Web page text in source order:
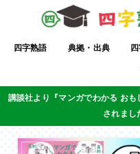
四字熟語 典拠・出典
講談社より『マンガでわかる お
されまし